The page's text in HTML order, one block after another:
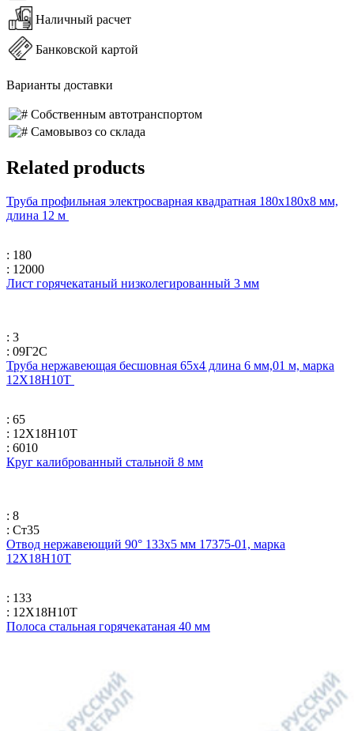
Наличный расчет
Банковской картой
Варианты доставки
Собственным автотранспортом
Самовывоз со склада
Related products
Труба профильная электросварная квадратная 180х180х8 мм,
длина 12 м
: 180
: 12000
Лист горячекатаный низколегированный 3 мм
: 3
: 09Г2С
Труба нержавеющая бесшовная 65х4 длина 6 мм,01 м, марка
12Х18Н10Т
: 65
: 12Х18Н10Т
: 6010
Круг калиброванный стальной 8 мм
: 8
: Ст35
Отвод нержавеющий 90° 133х5 мм 17375-01, марка
12Х18Н10Т
: 133
: 12Х18Н10Т
Полоса стальная горячекатаная 40 мм